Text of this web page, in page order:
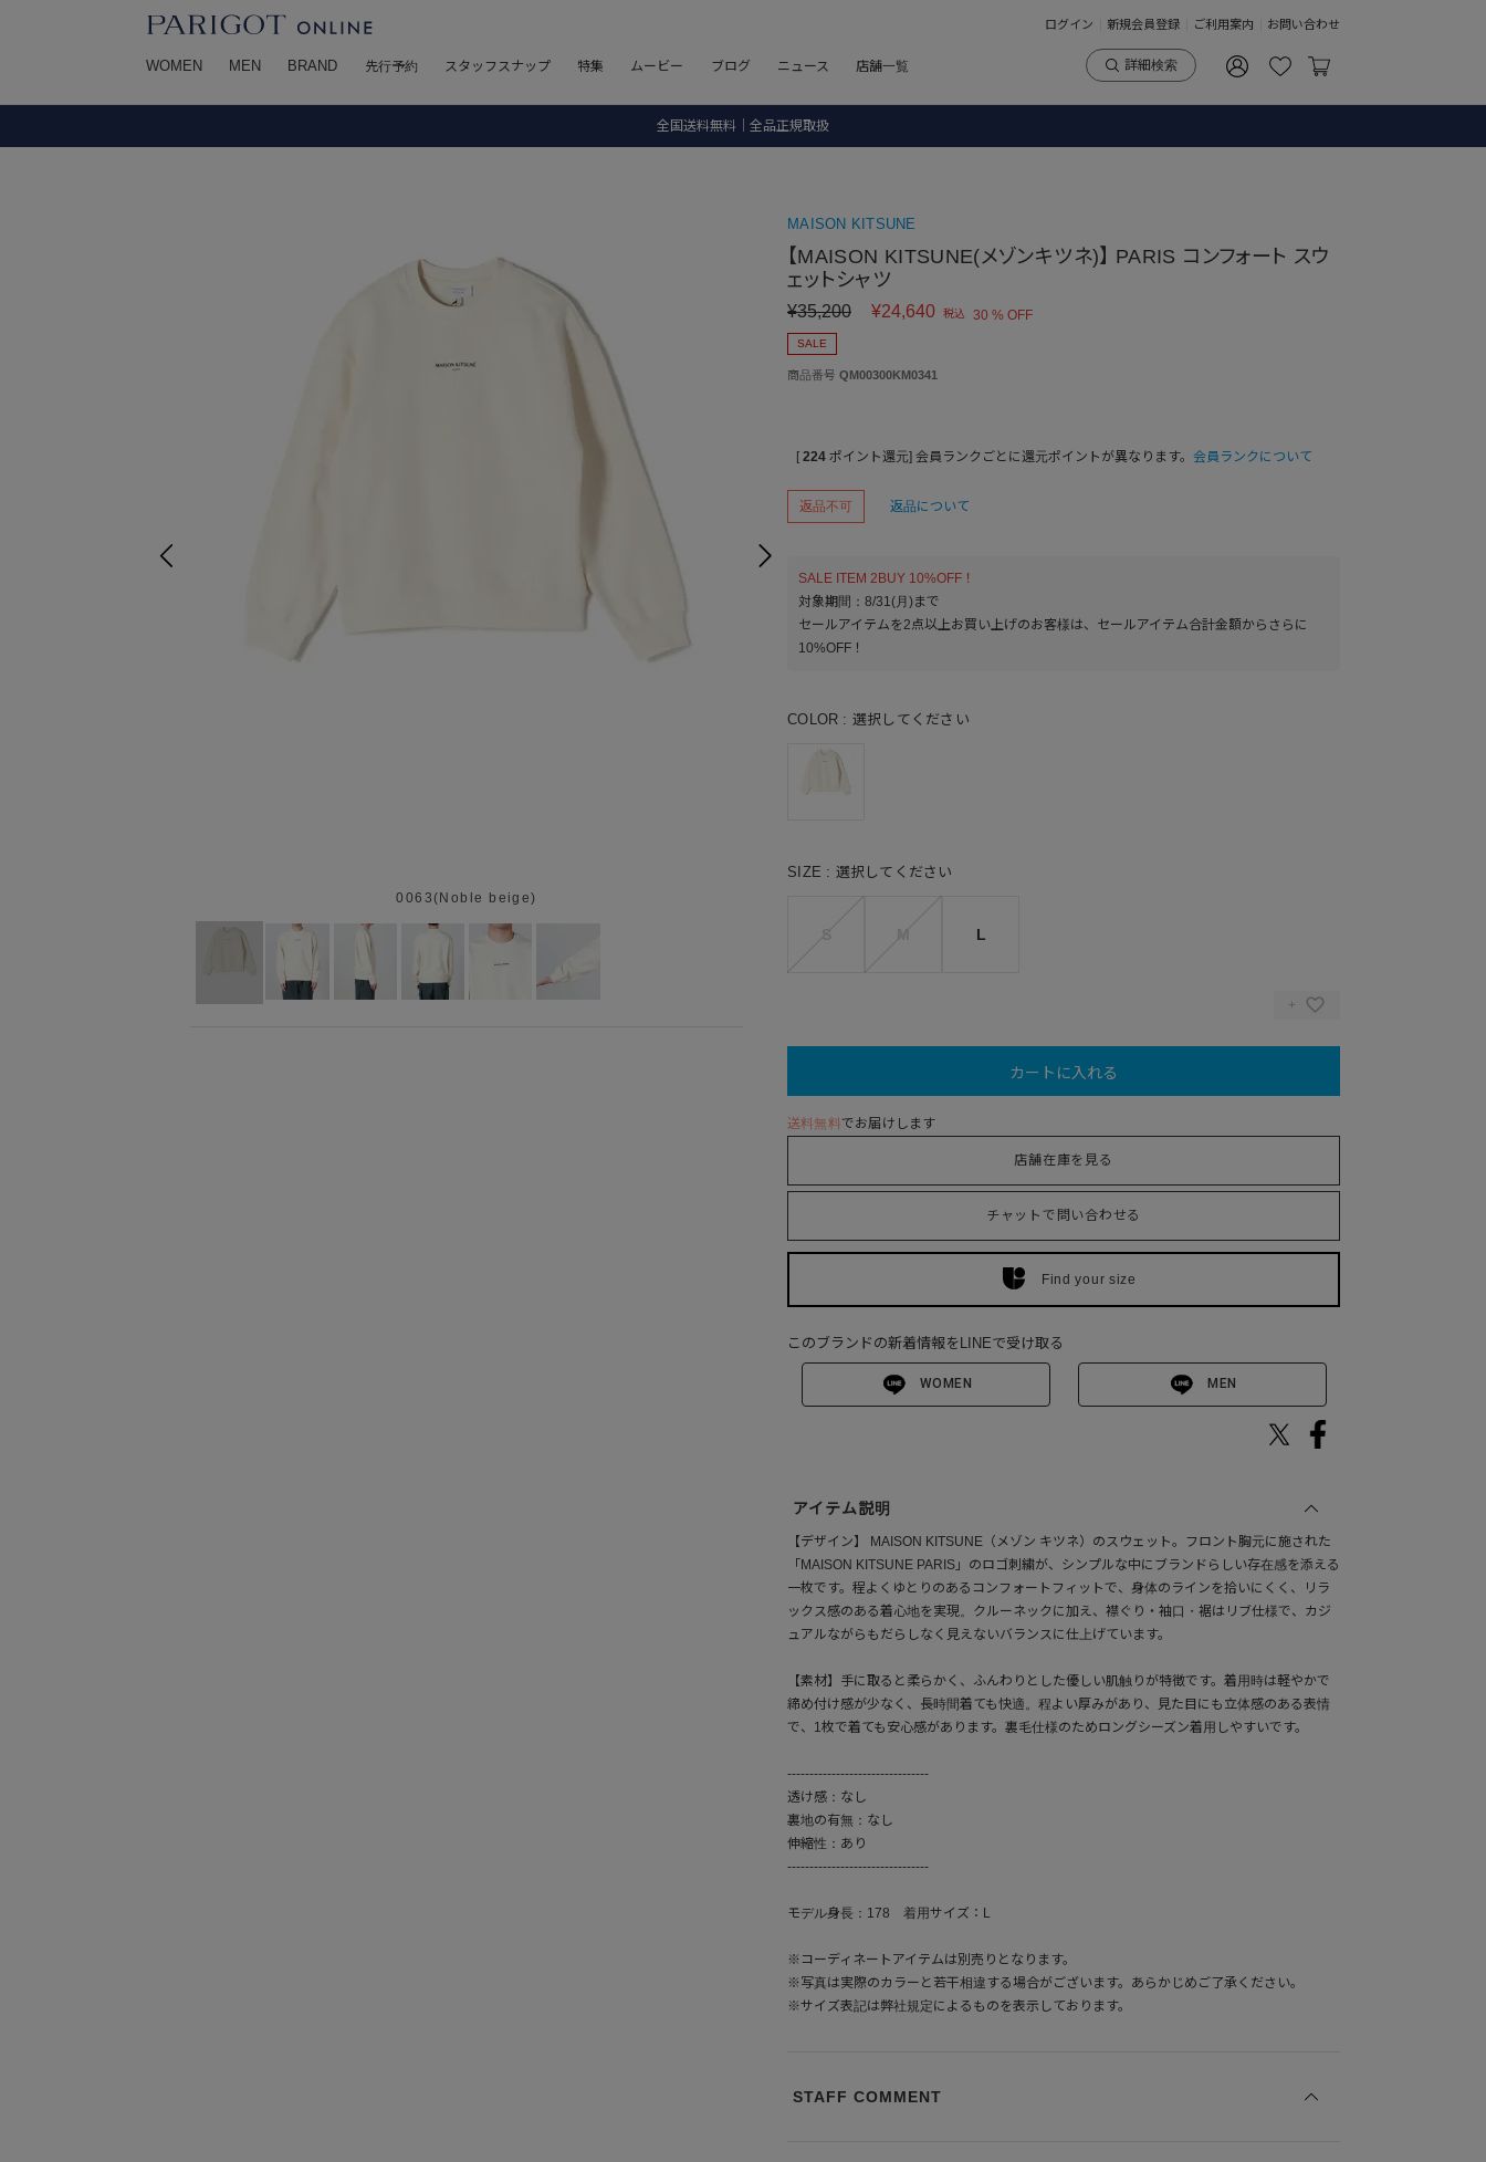
ログイン 新規会員登録 ご利用案内 お問い合わせ
WOMEN MEN BRAND 先行予約 スタッフスナップ 特集 ムービー ブログ ニュース 店舗一覧 詳細検索
全国送料無料｜全品正規取扱
0063(Noble beige)
MAISON KITSUNE
【MAISON KITSUNE(メゾンキツネ)】 PARIS コンフォート スウ
ェットシャツ
¥35,200 ¥24,640 税込 30 % OFF
SALE
商品番号 QM00300KM0341
[ 224 ポイント還元] 会員ランクごとに還元ポイントが異なります。 会員ランクについて
返品不可 返品について
SALE ITEM 2BUY 10%OFF！
対象期間：8/31(月)まで
セールアイテムを2点以上お買い上げのお客様は、セールアイテム合計金額からさらに
10%OFF！
COLOR 選択してください
SIZE 選択してください
L
カートに入れる
送料無料 でお届けします
店舗在庫を見る
チャットで問い合わせる
Find your size
このブランドの新着情報をLINEで受け取る
WOMEN MEN
アイテム説明
【デザイン】 MAISON KITSUNE（メゾン キツネ）のスウェット。フロント胸元に施された
「MAISON KITSUNE PARIS」のロゴ刺繍が、シンプルな中にブランドらしい存在感を添える
一枚です。程よくゆとりのあるコンフォートフィットで、身体のラインを拾いにくく、リラ
ックス感のある着心地を実現。クルーネックに加え、襟ぐり・袖口・裾はリブ仕様で、カジ
ュアルながらもだらしなく見えないバランスに仕上げています。
【素材】手に取ると柔らかく、ふんわりとした優しい肌触りが特徴です。着用時は軽やかで
締め付け感が少なく、長時間着ても快適。程よい厚みがあり、見た目にも立体感のある表情
で、1枚で着ても安心感があります。裏毛仕様のためロングシーズン着用しやすいです。
--------------------------------
透け感：なし
裏地の有無：なし
伸縮性：あり
--------------------------------
モデル身長：178 着用サイズ：L
※コーディネートアイテムは別売りとなります。
※写真は実際のカラーと若干相違する場合がございます。あらかじめご了承ください。
※サイズ表記は弊社規定によるものを表示しております。
STAFF COMMENT